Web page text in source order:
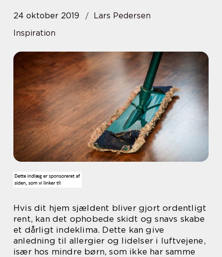
24 oktober 2019
Lars Pedersen
Inspiration
Hvis dit hjem sjældent bliver gjort ordentligt
rent, kan det ophobede skidt og snavs skabe
et dårligt indeklima. Dette kan give
anledning til allergier og lidelser i luftvejene,
især hos mindre børn, som ikke har samme